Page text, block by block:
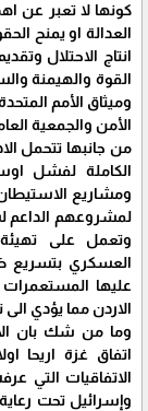
كونها لا تعبر عن
العدالة او يمنح
انتاج الاحتلال
القوة والهيمنة
وميثاق الأمم
الأمن والجمعية
من جانبها تتحمل
الكاملة لفشل
ومشاريع
لمشروعهم الداعم
وتعمل على
العسكري بتسريع
عليها المستعمرات
الاردن مما يؤدي
وما من شك بان
اتفاق غزة اريحا
الاتفاقيات التي
وإسرائيل تحت